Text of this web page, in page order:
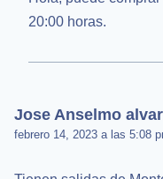
20:00 horas.
Jose Anselmo
febrero 14, 2023 a las 5:08